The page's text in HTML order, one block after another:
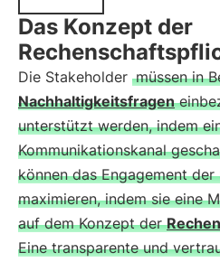
Das Konzept der
Die Stakeholder müssen in
Nachhaltigkeitsfragen
unterstützt werden, indem
Kommunikationskanal
können das Engagement
maximieren, indem sie eine
auf dem Konzept der
Eine transparente und